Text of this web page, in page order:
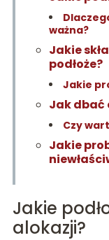
ważna?
Jakie
podłoże?
Jakie
Jak dbać
Czy
Jakie
Jakie
alokazji?